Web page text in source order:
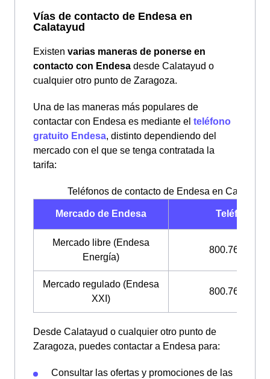
Vías de contacto de Endesa en
Calatayud
Existen varias maneras de ponerse en
contacto con Endesa desde Calatayud o
cualquier otro punto de Zaragoza.
Una de las maneras más populares de
contactar con Endesa es mediante el teléfono
gratuito Endesa, distinto dependiendo del
mercado con el que se tenga contratada la
tarifa:
Teléfonos de contacto de Endesa en Calatayud
Mercado de Endesa Teléfono
Mercado libre (Endesa
Energía)
800.760.909
Mercado regulado (Endesa
XXI)
800.760.333
Desde Calatayud o cualquier otro punto de
Zaragoza, puedes contactar a Endesa para:
Consultar las ofertas y promociones de las